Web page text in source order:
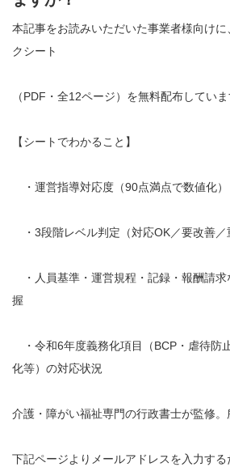
本記事をお読みいただいた事業者様向け
クシート
（PDF・全12ページ）を無料配布していま
【シートでわかること】
・運営指導対応度（90点満点で数値化）
・3段階レベル判定（対応OK／要改善／
・人員基準・運営規程・記録・報酬請求
握
・令和6年度義務化項目（BCP・虐待防
化等）の対応状況
介護・障がい福祉専門の行政書士が監修。
下記ページよりメールアドレスを入力する